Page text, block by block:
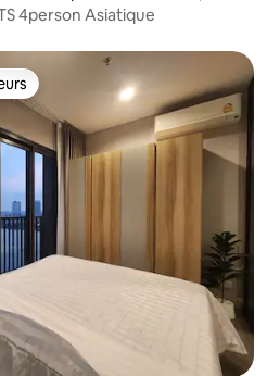
4person Asiatique
les plus appréciés